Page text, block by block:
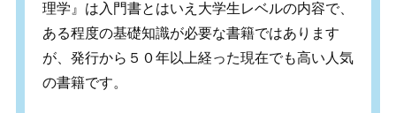
理学』は入門書とはいえ大学生レベルの内容で、
ある程度の基礎知識が必要な書籍ではあります
が、発行から５０年以上経った現在でも高い人気
の書籍です。